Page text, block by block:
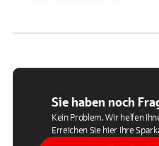
Sie haben noch
Kein Problem. Wir helfen
Erreichen Sie hier Ihre